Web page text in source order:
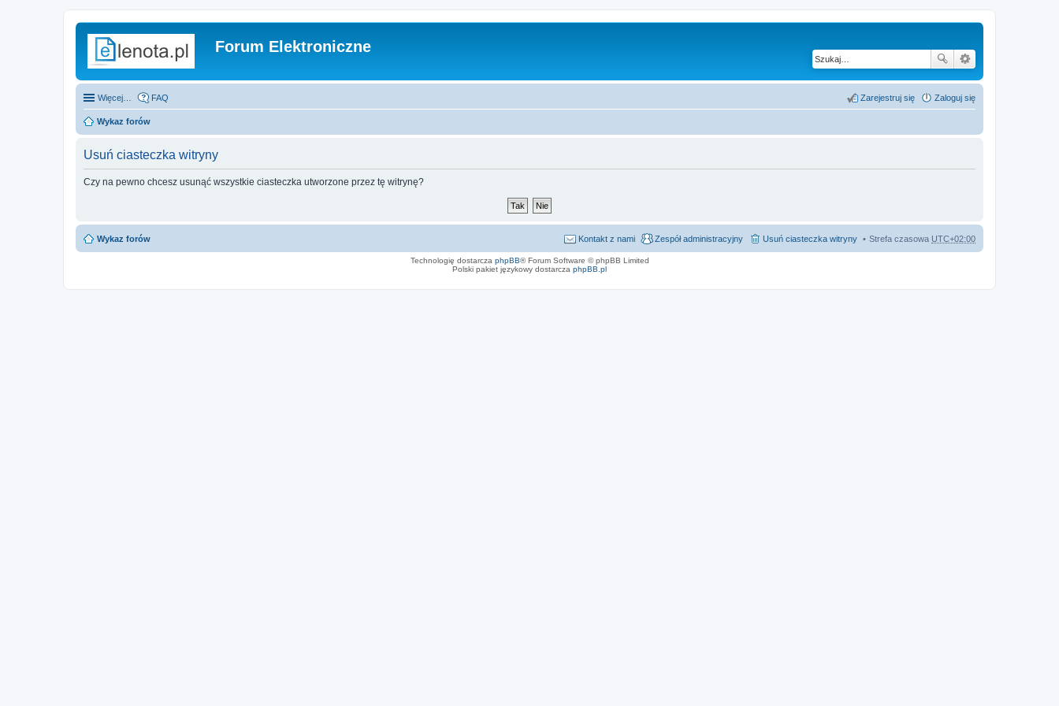
Forum Elektroniczne
Więcej… FAQ Zaloguj się
Zarejestruj się
Wykaz forów
Usuń ciasteczka witryny
Czy na pewno chcesz usunąć wszystkie ciasteczka utworzone przez tę witrynę?
Wykaz forów Strefa czasowa UTC+02:00
Usuń ciasteczka witryny
Zespół administracyjny
Kontakt z nami
Technologię dostarcza phpBB® Forum Software © phpBB Limited
Polski pakiet językowy dostarcza phpBB.pl